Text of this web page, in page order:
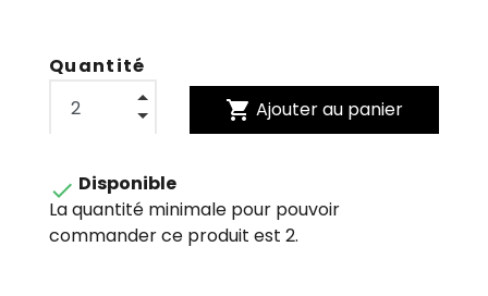
Quantité
shopping_cart Ajouter au panier
 Disponible
La quantité minimale pour pouvoir
commander ce produit est 2.